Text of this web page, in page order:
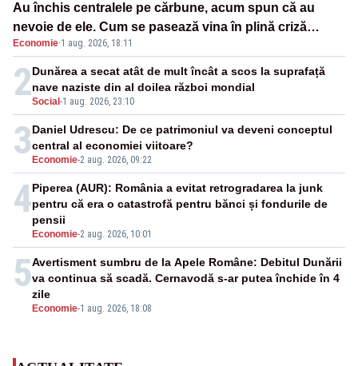
Au închis centralele pe cărbune, acum spun că au
nevoie de ele. Cum se pasează vina în plină criză
energetică
Economie·1 aug. 2026, 18:11
2Social -1 aug. 2026, 23:10
Dunărea a secat atât de mult încât a scos la suprafață
nave naziste din al doilea război mondial
3 Economie-2 aug. 2026, 09:22
Daniel Udrescu: De ce patrimoniul va deveni conceptul
central al economiei viitoare?
4
Economie-2 aug. 2026, 10:01
Piperea (AUR): România a evitat retrogradarea la junk
pentru că era o catastrofă pentru bănci și fondurile de
pensii
5
Economie-1 aug. 2026, 18:08
Avertisment sumbru de la Apele Române: Debitul Dunării
va continua să scadă. Cernavodă s-ar putea închide în 4
zile